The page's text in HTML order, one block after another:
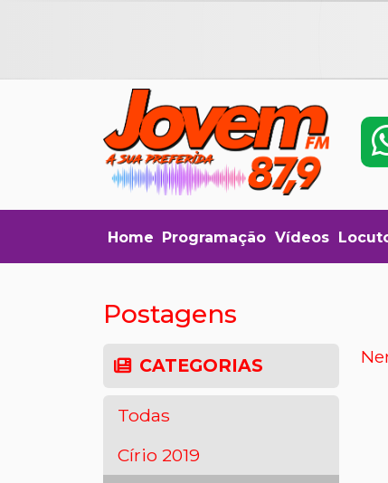
Home Programação Vídeos
Postagens
CATEGORIAS
Todas
Círio 2019